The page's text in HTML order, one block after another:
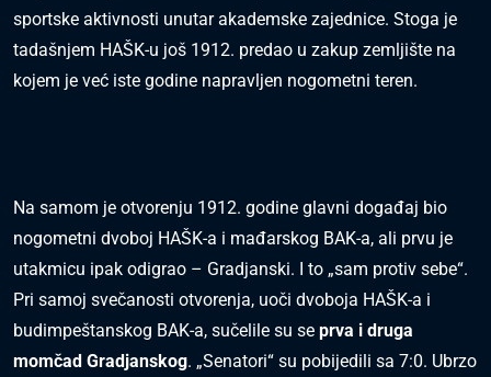
sportske aktivnosti unutar akademske zajednice. Stoga je
tadašnjem HAŠK-u još 1912. predao u zakup zemljište na
kojem je već iste godine napravljen nogometni teren.
Na samom je otvorenju 1912. godine glavni događaj bio
nogometni dvoboj HAŠK-a i mađarskog BAK-a, ali prvu je
utakmicu ipak odigrao – Gradjanski. I to „sam protiv sebe“.
Pri samoj svečanosti otvorenja, uoči dvoboja HAŠK-a i
budimpeštanskog BAK-a, sučelile su se prva i druga
momčad Gradjanskog. „Senatori“ su pobijedili sa 7:0. Ubrzo